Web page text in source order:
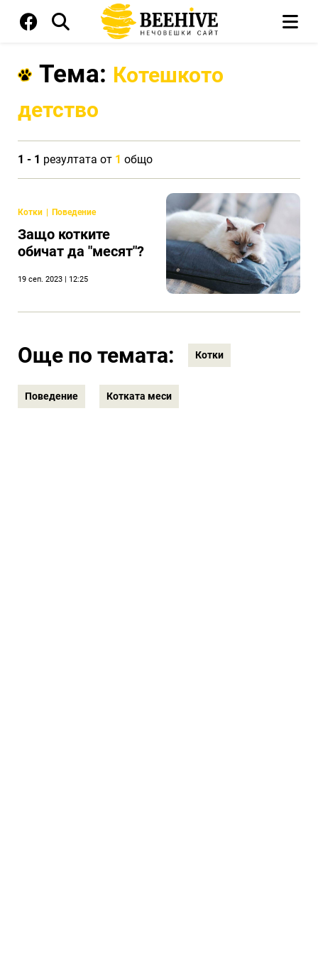
Тема: Котешкото
детство
1 - 1 резултата от 1 общо
Котки Поведение
Защо котките
обичат да "месят"?
19 сеп. 2023 | 12:25
Още по темата: Котки
Поведение Котката меси